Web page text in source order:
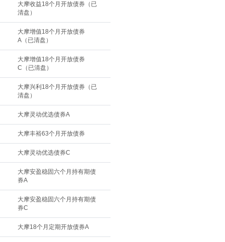
大摩收益18个月开放债券（已
清盘）
大摩增值18个月开放债券
A（已清盘）
大摩增值18个月开放债券
C（已清盘）
大摩兴利18个月开放债券（已
清盘）
大摩灵动优选债券A
大摩丰裕63个月开放债券
大摩灵动优选债券C
大摩安盈稳固六个月持有期债
券A
大摩安盈稳固六个月持有期债
券C
大摩18个月定期开放债券A